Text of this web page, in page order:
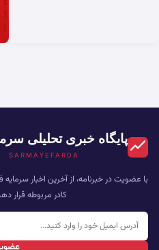
پایگاه خبری تحلیلی
SARMAYEFARDA
با عضویت در خبرنامه، از آخرین اخبار
کادر مربوطه قرار